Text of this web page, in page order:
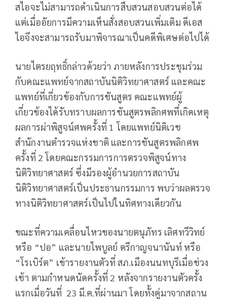
สไอจะไม่สามารถดำเนินการสืบสวนสอบสวนต่อได้
แต่เมื่ออัยการมีความเห็นสั่งสอบสวนเพิ่มเติม ดีเอส
ไอจึงจะสามารถรับมาพิจารณาเป็นคดีพิเศษต่อไปได้
นายไตรยฤทธิ์กล่าวด้วยว่า ภายหลังการประชุมร่วม
กับคณะแพทย์จากสถาบันนิติวิทยาศาสตร์ และคณะ
แพทย์ที่เกี่ยวข้องกับการชันสูตร คณะแพทย์ผู้
เกี่ยวข้องได้รับทราบผลการชันสูตรพลิกศพที่เกิดเหตุ
ผลการผ่าพิสูจน์ศพครั้งที่ 1 โดยแพทย์นิติเวช
สำนักงานตำรวจแห่งชาติ และการชันสูตรพลิกศพ
ครั้งที่ 2 โดยคณะกรรมการการตรวจพิสูจน์ทาง
นิติวิทยาศาสตร์ ซึ่งมีรองผู้อำนวยการสถาบัน
นิติวิทยาศาสตร์เป็นประธานกรรมการ พบว่าผลตรวจ
ทางนิติวิทยาศาสตร์เป็นไปในทิศทางเดียวกัน
ขณะที่ความเคลื่อนไหวของนายตนุภัทร เลิศทวีวิทย์
หรือ “ปอ” และนายไพบูลย์ ตรีกาญจนานันท์ หรือ
“โรเบิร์ต” เข้ารายงานตัวที่ สภ.เมืองนนทบุรีเมื่อช่วง
เช้า ตามกำหนดนัดครั้งที่ 2 หลังจากรายงานตัวครั้ง
แรกเมื่อวันที่ 23 มี.ค.ที่ผ่านมา โดยทั้งคู่มาจากสถาน